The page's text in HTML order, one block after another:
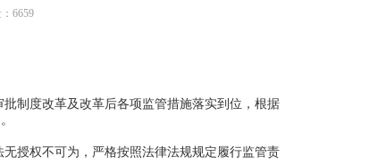
6659
度改革及改革后各项监管措施落实到位，根据
授权不可为，严格按照法律法规规定履行监管责